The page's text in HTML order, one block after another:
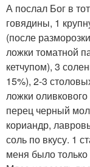
А послал Бог в
говядины, 1
(после
ложки томатной
кетчупом), 3
15%), 2-3
ложки
перец черный
кориандр,
соль по вкусу. 1
меня было только